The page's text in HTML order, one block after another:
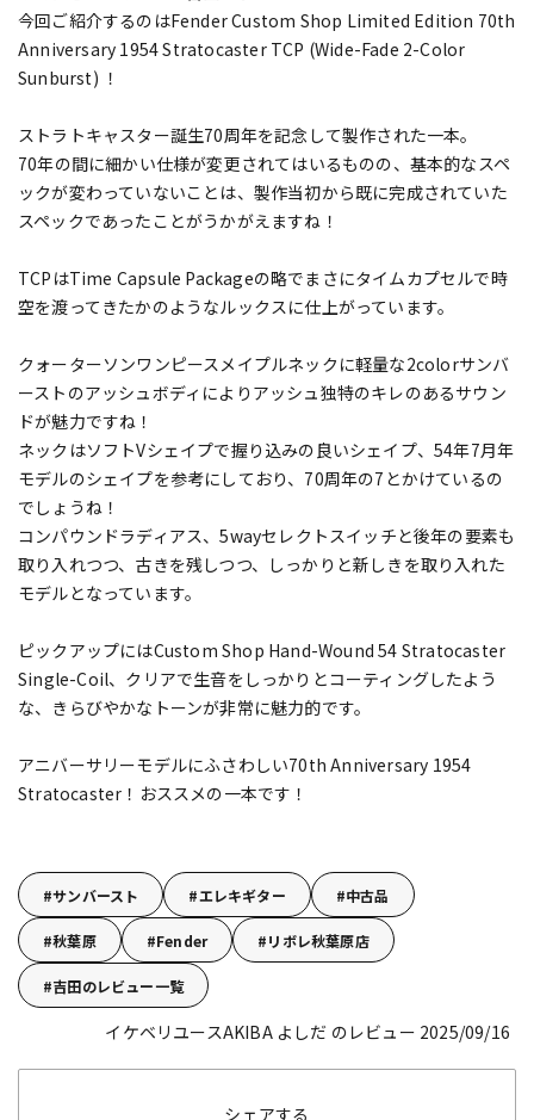
今回ご紹介するのはFender Custom Shop Limited Edition 70th
Anniversary 1954 Stratocaster TCP (Wide-Fade 2-Color
Sunburst) ！
ストラトキャスター誕生70周年を記念して製作された一本。
70年の間に細かい仕様が変更されてはいるものの、基本的なスペ
ックが変わっていないことは、製作当初から既に完成されていた
スペックであったことがうかがえますね！
TCPはTime Capsule Packageの略でまさにタイムカプセルで時
空を渡ってきたかのようなルックスに仕上がっています。
クォーターソンワンピースメイプルネックに軽量な2colorサンバ
ーストのアッシュボディによりアッシュ独特のキレのあるサウン
ドが魅力ですね！
ネックはソフトVシェイプで握り込みの良いシェイプ、54年7月年
モデルのシェイプを参考にしており、70周年の7とかけているの
でしょうね！
コンパウンドラディアス、5wayセレクトスイッチと後年の要素も
取り入れつつ、古きを残しつつ、しっかりと新しきを取り入れた
モデルとなっています。
ピックアップにはCustom Shop Hand-Wound 54 Stratocaster
Single-Coil、クリアで生音をしっかりとコーティングしたよう
な、きらびやかなトーンが非常に魅力的です。
アニバーサリーモデルにふさわしい70th Anniversary 1954
Stratocaster！おススメの一本です！
サンバースト エレキギター 中古品
秋葉原 Fender リボレ秋葉原店
吉田のレビュー一覧
イケベリユースAKIBA よしだ のレビュー 2025/09/16
シェアする